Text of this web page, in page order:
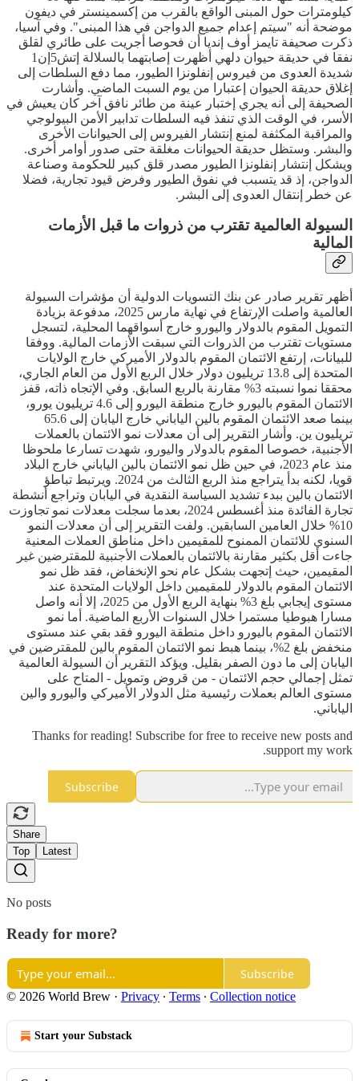
كيلومترات حول المبنى الواقع بالقرب من إكسمينستر في ديفون
موضحة أنه "سيتم إعدام جميع الدواجن في هذا المبنى". وفي آسيا،
ذكرت صحيفة تايمز أوف إنديا أن فحوصا أجريت على طائري لقلق
نفقا في حديقة حيوان دلهي أظهرت إصابتهما بالسلالة إتش5إن1
شديدة العدوى من فيروس إنفلونزا الطيور، مما دفع السلطات إلى
إغلاق حديقة الحيوان إعتبارا من يوم السبت الماضي. وأشارت
الصحيفة إلى أنه يجري إختبار عينة من طائر نافق آخر كان يعيش في
الأسر، في الوقت الذي تنفذ فيه السلطات تدابير الأمن البيولوجي
والمراقبة المكثفة لمنع إنتشار الفيروس إلى الحيوانات الأخرى
والبشر. وستظل حديقة الحيوانات مغلقة حتى صدور أوامر أخرى.
ويشكل إنتشار إنفلونزا الطيور مصدر قلق كبير للحكومة وصناعة
الدواجن، إذ قد يتسبب في نفوق الطيور وفرض قيود تجارية، فضلا
عن خطر إنتقال العدوى إلى البشر.
السيولة العالمية تقترب من ذروات ما قبل الأزمات
المالية
أظهر تقرير صادر عن بنك التسويات الدولية أن مؤشرات السيولة
العالمية واصلت الإرتفاع في نهاية مارس 2025، مدفوعة بزيادة
التمويل المقوم بالدولار واليورو خارج أسواقهما المحلية، لتسجل
مستويات تقترب من الذروات التي سبقت الأزمات المالية. ووفقا
للبيانات، إرتفع الائتمان المقوم بالدولار الأميركي خارج الولايات
المتحدة إلى 13.8 تريليون دولار خلال الربع الأول من العام الجاري،
محققا نموا نسبته 3% مقارنة بالربع السابق. وفي الإتجاه ذاته، قفز
الائتمان المقوم باليورو خارج منطقة اليورو إلى 4.6 تريليون يورو،
بينما صعد الائتمان المقوم بالين الياباني خارج اليابان إلى 65.6
تريليون ين. وأشار التقرير إلى أن معدلات نمو الائتمان بالعملات
الأجنبية، خصوصا المقوم بالدولار واليورو، شهدت تسارعا ملحوظا
منذ عام 2023، في حين ظل نمو الائتمان بالين الياباني خارج البلاد
قويا، لكنه بدأ يتراجع منذ الربع الثالث من 2024. ويرتبط تباطؤ
الائتمان بالين ببدء تشديد السياسة النقدية في اليابان وتراجع أنشطة
تجارة الفائدة منذ أغسطس 2024، بعدما سجلت معدلات نمو تجاوزت
10% خلال العامين السابقين. ولفت التقرير إلى أن معدلات النمو
السنوي للائتمان الممنوح للمقيمين داخل مناطق العملات المعنية
جاءت أقل بكثير مقارنة بالائتمان بالعملات الأجنبية للمقترضين غير
المقيمين، حيث إتجهت بشكل عام نحو الإنخفاض، فقد ظل نمو
الائتمان المقوم بالدولار للمقيمين داخل الولايات المتحدة عند
مستوى إيجابي بلغ 3% بنهاية الربع الأول من 2025، إلا أنه واصل
مسارا هبوطيا مستمرا خلال السنوات الأربع الماضية. أما نمو
الائتمان المقوم باليورو داخل منطقة اليورو فقد بقي عند مستوى
منخفض بلغ 2%، بينما هبط نمو الائتمان المقوم بالين للمقترضين في
اليابان إلى ما دون الصفر بقليل. ويؤكد التقرير أن السيولة العالمية
تمثل إجمالي حجم الائتمان - من قروض وتمويل - المتاح على
مستوى العالم بعملات رئيسية مثل الدولار الأميركي واليورو والين
الياباني.
Thanks for reading! Subscribe for free to receive new posts and
support my work.
Subscribe
Share
Top
Latest
No posts
Ready for more?
Subscribe
© 2026 World Brew · Privacy ∙ Terms ∙ Collection notice
Start your Substack